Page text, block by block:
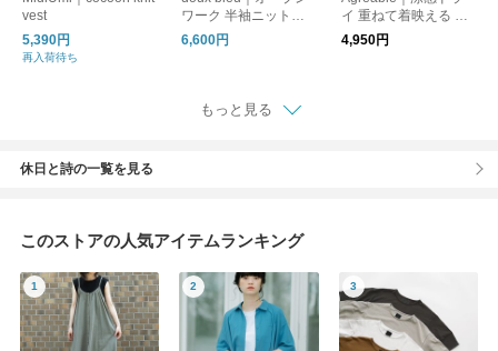
vest
5,390円
再入荷待ち
ワーク 半袖ニットシ
ャツ DB-2622-045
6,600円
イ 重ねて着映える 涼
やか テープヤーンベ
スト
4,950円
もっと見る
休日と詩の一覧を見る
このストアの人気アイテムランキング